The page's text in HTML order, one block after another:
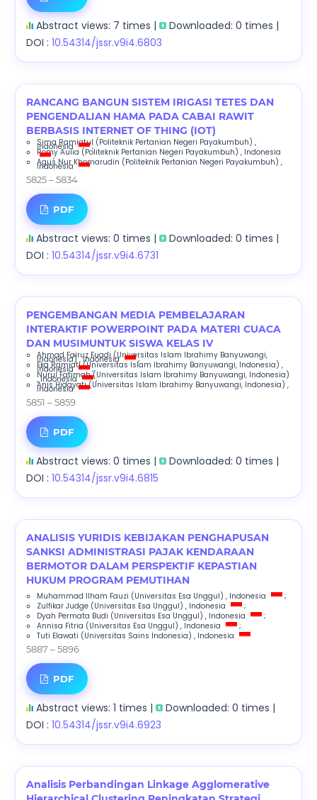
Abstract views: 7 times |
Downloaded: 0 times |
DOI : 10.54314/jssr.v9i4.6803
RANCANG BANGUN SISTEM IRIGASI TETES DAN
PENGENDALIAN HAMA PADA CABAI RAWIT
BERBASIS INTERNET OF THING (IOT)
Sima Ramiatul (Politeknik Pertanian Negeri Payakumbuh) ,
Indonesia ;
Romy Aulia (Politeknik Pertanian Negeri Payakumbuh) , Indonesia
;
Agus Nur Khomarudin (Politeknik Pertanian Negeri Payakumbuh) ,
Indonesia
5825 – 5834
PDF
Abstract views: 0 times |
Downloaded: 0 times |
DOI : 10.54314/jssr.v9i4.6731
PENGEMBANGAN MEDIA PEMBELAJARAN
INTERAKTIF POWERPOINT PADA MATERI CUACA
DAN MUSIMUNTUK SISWA KELAS IV
Ahmad Fairuz Fuadi(Universitas Islam Ibrahimy Banyuwangi,
Indonesia) , Indonesia ;
Eka Ramiati(Universitas Islam Ibrahimy Banyuwangi, Indonesia) ,
Indonesia ;
Nurul Fatimah(Universitas Islam Ibrahimy Banyuwangi, Indonesia)
, Indonesia ;
Anis Hidayati(Universitas Islam Ibrahimy Banyuwangi, Indonesia) ,
Indonesia
5851 – 5859
PDF
Abstract views: 0 times |
Downloaded: 0 times |
DOI : 10.54314/jssr.v9i4.6815
ANALISIS YURIDIS KEBIJAKAN PENGHAPUSAN
SANKSI ADMINISTRASI PAJAK KENDARAAN
BERMOTOR DALAM PERSPEKTIF KEPASTIAN
HUKUM PROGRAM PEMUTIHAN
Muhammad Ilham Fauzi (Universitas Esa Unggul) , Indonesia
;
Zulfikar Judge (Universitas Esa Unggul) , Indonesia
;
Dyah Permata Budi (Universitas Esa Unggul) , Indonesia
;
Annisa Fitria (Universitas Esa Unggul) , Indonesia
;
Tuti Elawati (Universitas Sains Indonesia) , Indonesia
5887 – 5896
PDF
Abstract views: 1 times |
Downloaded: 0 times |
DOI : 10.54314/jssr.v9i4.6923
Analisis Perbandingan Linkage Agglomerative